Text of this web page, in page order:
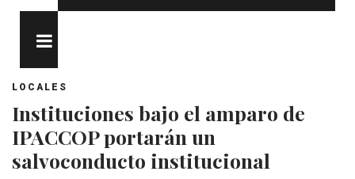
LOCALES
Instituciones bajo el amparo de
IPACCOP portarán un
salvoconducto institucional